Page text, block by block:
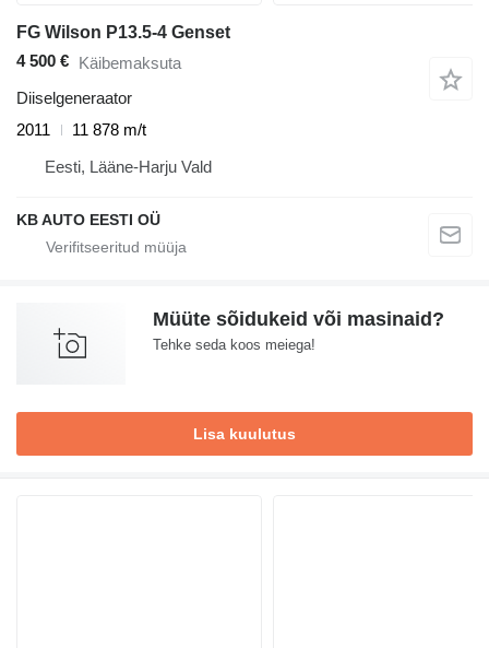
FG Wilson P13.5-4 Genset
4 500 € Käibemaksuta
Diiselgeneraator
2011
11 878 m/t
Eesti, Lääne-Harju Vald
KB AUTO EESTI OÜ
Müüte sõidukeid või masinaid?
Tehke seda koos meiega!
Lisa kuulutus